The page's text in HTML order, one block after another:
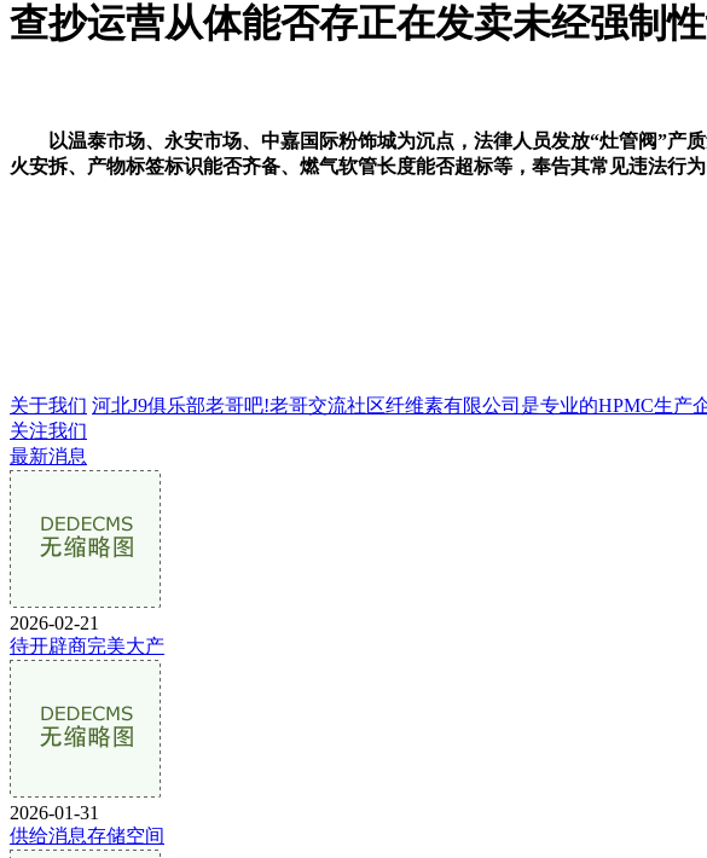
查抄运营从体能否存正在发卖未经强制
以温泰市场、永安市场、中嘉国际粉饰城为沉点，法律人员发放“灶管阀”产
火安拆、产物标签标识能否齐备、燃气软管长度能否超标等，奉告其常见违法行
关于我们 河北J9俱乐部老哥吧!老哥交流社区纤维素有限公司是专业的HPMC生产
关注我们
最新消息
2026-02-21
待开辟商完美大产
2026-01-31
供给消息存储空间